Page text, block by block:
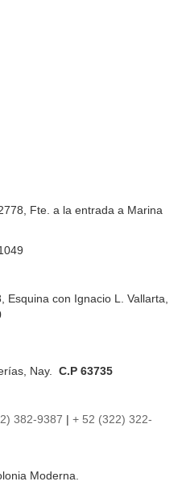
Fte. a la entrada a Marina
con Ignacio L. Vallarta,
Nay. C.P 63735
382-9387 | + 52 (322) 322-
Moderna.